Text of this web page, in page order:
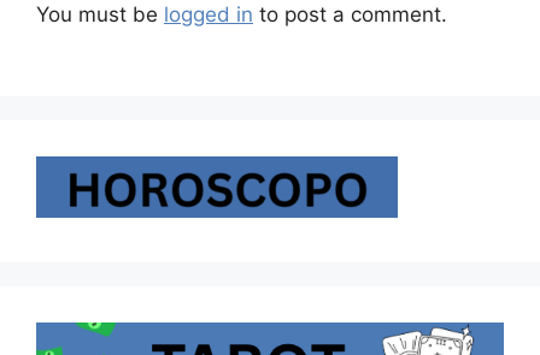
You must be logged in to post a comment.